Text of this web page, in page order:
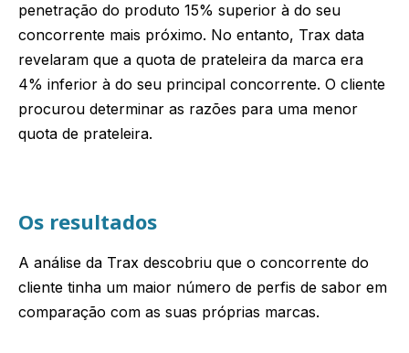
penetração do produto 15% superior à do seu
concorrente mais próximo. No entanto, Trax data
revelaram que a quota de prateleira da marca era
4% inferior à do seu principal concorrente. O cliente
procurou determinar as razões para uma menor
quota de prateleira.
Os resultados
A análise da Trax descobriu que o concorrente do
cliente tinha um maior número de perfis de sabor em
comparação com as suas próprias marcas.